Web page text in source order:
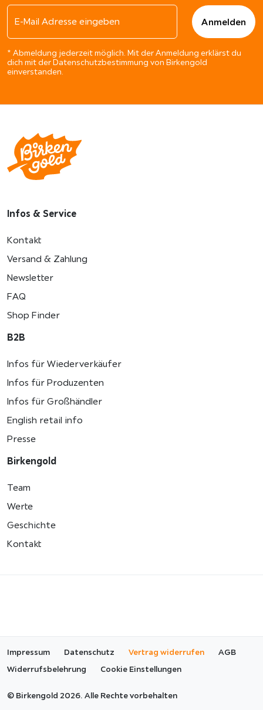
* Abmeldung jederzeit möglich. Mit der Anmeldung erklärst du
dich mit der Datenschutzbestimmung von Birkengold
einverstanden.
Infos & Service
Kontakt
Versand & Zahlung
Newsletter
FAQ
Shop Finder
B2B
Infos für Wiederverkäufer
Infos für Produzenten
Infos für Großhändler
English retail info
Presse
Birkengold
Team
Werte
Geschichte
Kontakt
Impressum Datenschutz Vertrag widerrufen
AGB
Widerrufsbelehrung
Cookie Einstellungen
© Birkengold 2026. Alle Rechte vorbehalten